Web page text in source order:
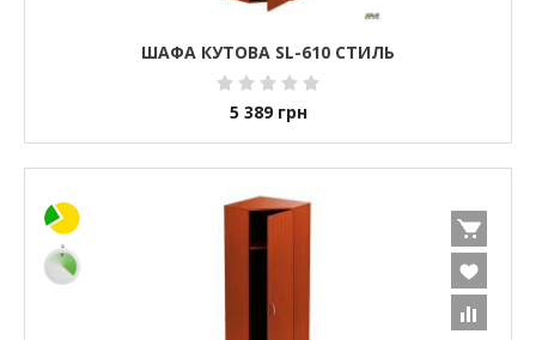
ШАФА КУТОВА SL-610 СТИЛЬ
5 389 грн